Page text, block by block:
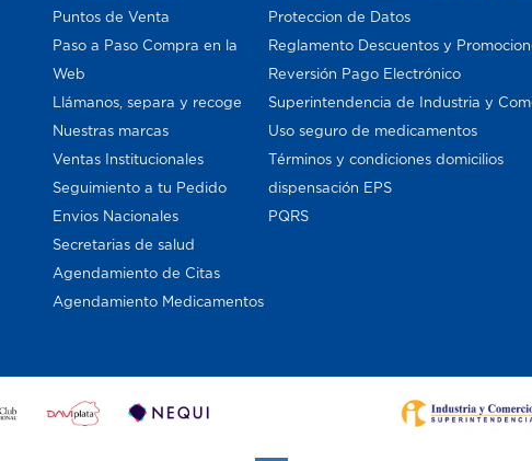
Puntos de Venta
Paso a Paso Compra en la
Web
Llámanos, separa y recoge
Nuestras marcas
Ventas Institucionales
Seguimiento a tu Pedido
Envios Nacionales
Secretarias de salud
Agendamiento de Citas
Agendamiento Medicamentos
Proteccion de Datos
Reglamento Descuentos y
Reversión Pago Electrónico
Superintendencia de Industria y
Uso seguro de medicamentos
Términos y condiciones domicilios
dispensación EPS
PQRS